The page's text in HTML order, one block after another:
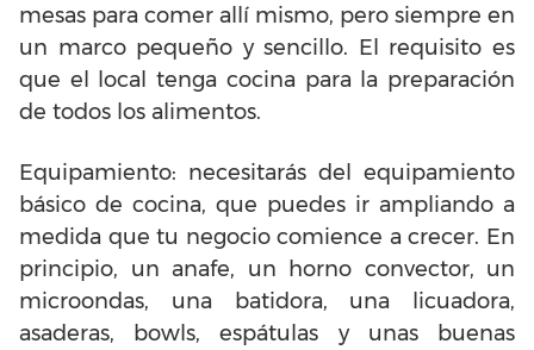
mesas para comer allí mismo, pero siempre en
un marco pequeño y sencillo. El requisito es
que el local tenga cocina para la preparación
de todos los alimentos.
Equipamiento: necesitarás del equipamiento
básico de cocina, que puedes ir ampliando a
medida que tu negocio comience a crecer. En
principio, un anafe, un horno convector, un
microondas, una batidora, una licuadora,
asaderas, bowls, espátulas y unas buenas